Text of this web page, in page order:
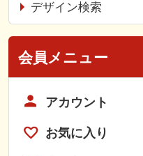
デザイン検索
会員メニュー
アカウント
お気に入り